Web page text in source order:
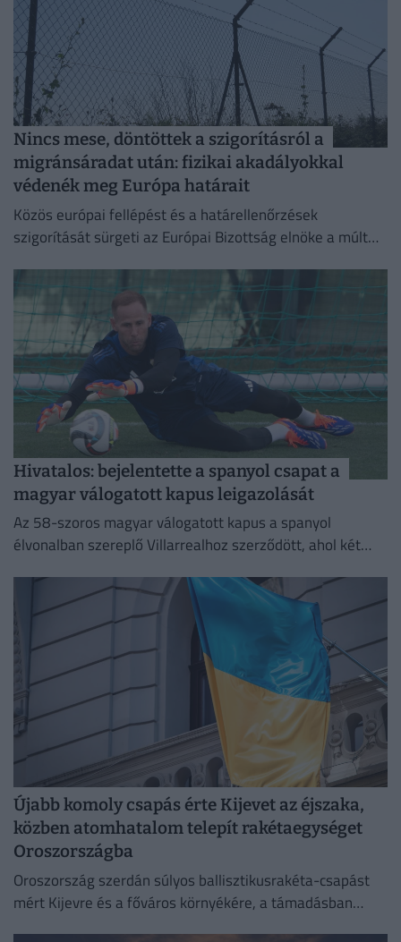
Nincs mese, döntöttek a szigorításról a
migránsáradat után: fizikai akadályokkal
védenék meg Európa határait
Közös európai fellépést és a határellenőrzések
szigorítását sürgeti az Európai Bizottság elnöke a múlt
Hivatalos: bejelentette a spanyol csapat a
magyar válogatott kapus leigazolását
Az 58-szoros magyar válogatott kapus a spanyol
élvonalban szereplő Villarrealhoz szerződött, ahol két
Újabb komoly csapás érte Kijevet az éjszaka,
közben atomhatalom telepít rakétaegységet
Oroszországba
Oroszország szerdán súlyos ballisztikusrakéta-csapást
mért Kijevre és a főváros környékére, a támadásban